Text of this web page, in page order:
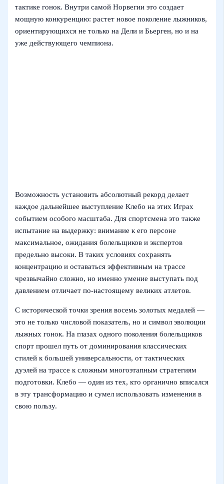
тактике гонок. Внутри самой Норвегии это создает
мощную конкуренцию: растет новое поколение лыжников,
ориентирующихся не только на Дели и Бьерген, но и на
уже действующего чемпиона.
Возможность установить абсолютный рекорд делает
каждое дальнейшее выступление Клебо на этих Играх
событием особого масштаба. Для спортсмена это также
испытание на выдержку: внимание к его персоне
максимальное, ожидания болельщиков и экспертов
предельно высоки. В таких условиях сохранять
концентрацию и оставаться эффективным на трассе
чрезвычайно сложно, но именно умение выступать под
давлением отличает по‑настоящему великих атлетов.
С исторической точки зрения восемь золотых медалей —
это не только числовой показатель, но и символ эволюции
лыжных гонок. На глазах одного поколения болельщиков
спорт прошел путь от доминирования классических
стилей к большей универсальности, от тактических
дуэлей на трассе к сложным многоэтапным стратегиям
подготовки. Клебо — один из тех, кто органично вписался
в эту трансформацию и сумел использовать изменения в
свою пользу.